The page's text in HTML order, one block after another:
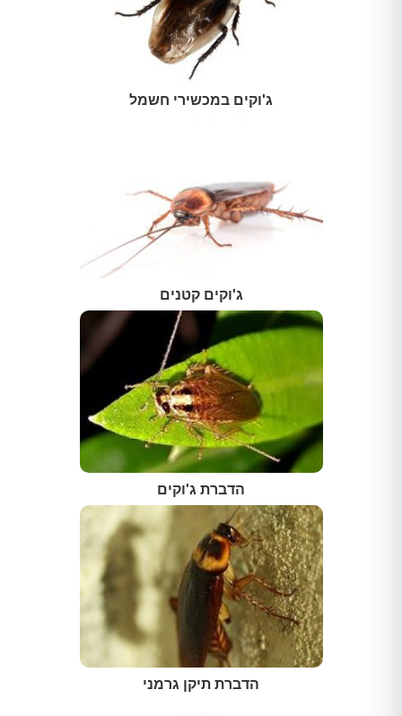
ג'וקים במכשירי חשמל
ג'וקים קטנים
הדברת ג'וקים
הדברת תיקן גרמני